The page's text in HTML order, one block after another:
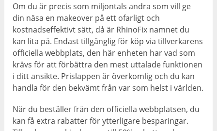
Om du är precis som miljontals andra som vill ge
din näsa en makeover på ett ofarligt och
kostnadseffektivt sätt, då är RhinoFix namnet du
kan lita på. Endast tillgänglig för köp via tillverkarens
officiella webbplats, den här enheten har vad som
krävs för att förbättra den mest uttalade funktionen
i ditt ansikte. Prislappen är överkomlig och du kan
handla för den bekvämt från var som helst i världen.
När du beställer från den officiella webbplatsen, du
kan få extra rabatter för ytterligare besparingar.